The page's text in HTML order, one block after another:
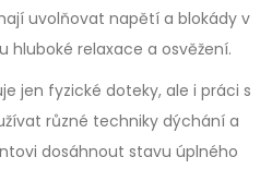
uvolňovat napětí a blokády v
hluboké relaxace a osvěžení.
jen fyzické doteky, ale i práci s
různé techniky dýchání a
dosáhnout stavu úplného